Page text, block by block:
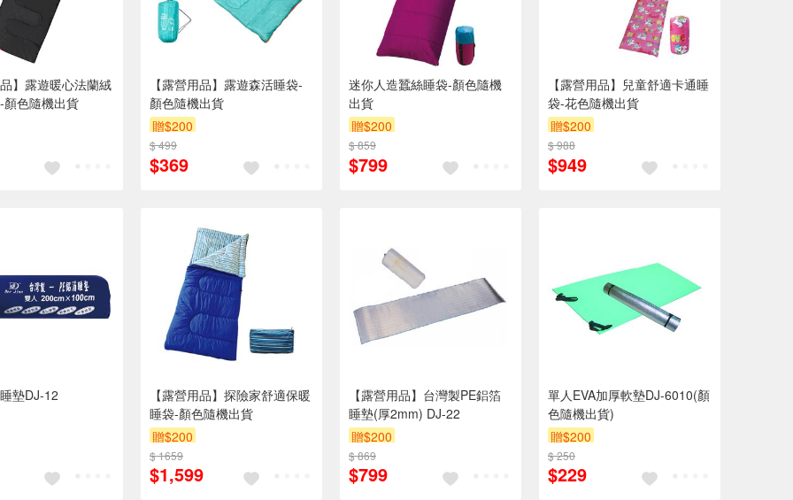
】露遊暖心法蘭絨
顏色隨機出貨
【露營用品】露遊森活睡袋-
顏色隨機出貨
贈$200
$ 499
$369
迷你人造蠶絲睡袋-顏色隨機
出貨
贈$200
$ 859
$799
【露營用品】兒童舒適卡通睡
袋-花色隨機出貨
贈$200
$ 988
$949
墊DJ-12
【露營用品】探險家舒適保暖
睡袋-顏色隨機出貨
贈$200
$ 1659
$1,599
【露營用品】台灣製PE鋁箔
睡墊(厚2mm) DJ-22
贈$200
$ 869
$799
單人EVA加厚軟墊DJ-6010(顏
色隨機出貨)
贈$200
$ 250
$229